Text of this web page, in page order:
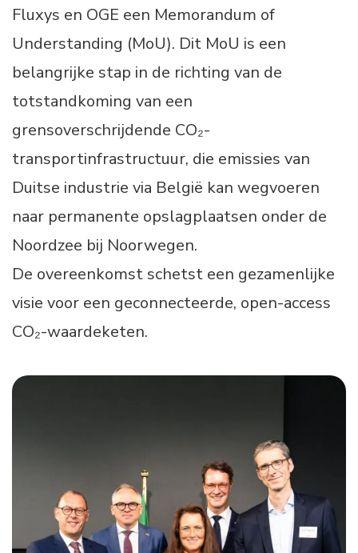
Fluxys en OGE een Memorandum of
Understanding (MoU). Dit MoU is een
belangrijke stap in de richting van de
totstandkoming van een
grensoverschrijdende CO₂-
transportinfrastructuur, die emissies van
Duitse industrie via België kan wegvoeren
naar permanente opslagplaatsen onder de
Noordzee bij Noorwegen.
De overeenkomst schetst een gezamenlijke
visie voor een geconnecteerde, open-access
CO₂-waardeketen.